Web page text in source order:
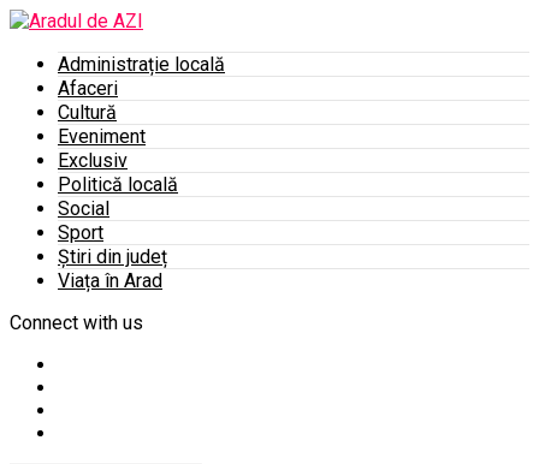
Administrație locală
Afaceri
Cultură
Eveniment
Exclusiv
Politică locală
Social
Sport
Știri din județ
Viața în Arad
Connect with us